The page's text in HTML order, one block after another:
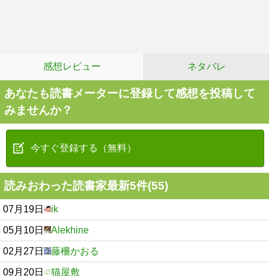
感想レビュー ネタバレ
あなたも読書メーターに登録して感想を投稿して
みませんか？
今すぐ登録する（無料）
読みおわった読書家最新5件(55)
07月19日 ik
05月10日 Alekhine
02月27日 藤柵かおる
09月20日 猫屋敷